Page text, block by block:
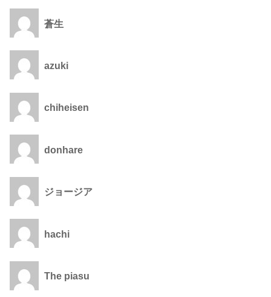
蒼生
azuki
chiheisen
donhare
ジョージア
hachi
The piasu